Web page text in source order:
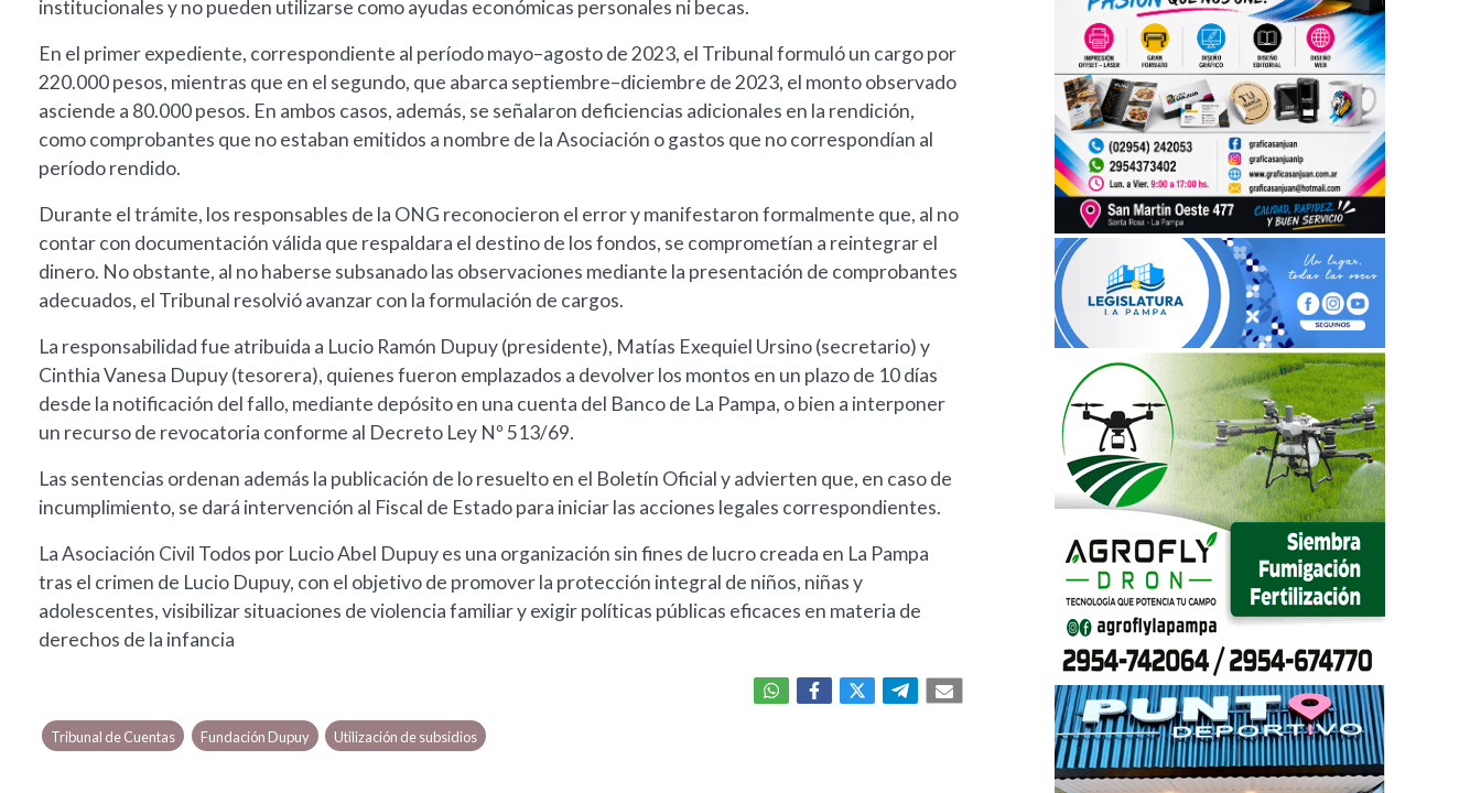
institucionales y no pueden utilizarse como ayudas económicas personales ni becas.
En el primer expediente, correspondiente al período mayo–agosto de 2023, el Tribunal formuló un cargo por
220.000 pesos, mientras que en el segundo, que abarca septiembre–diciembre de 2023, el monto observado
asciende a 80.000 pesos. En ambos casos, además, se señalaron deficiencias adicionales en la rendición,
como comprobantes que no estaban emitidos a nombre de la Asociación o gastos que no correspondían al
período rendido.
Durante el trámite, los responsables de la ONG reconocieron el error y manifestaron formalmente que, al no
contar con documentación válida que respaldara el destino de los fondos, se comprometían a reintegrar el
dinero. No obstante, al no haberse subsanado las observaciones mediante la presentación de comprobantes
adecuados, el Tribunal resolvió avanzar con la formulación de cargos.
La responsabilidad fue atribuida a Lucio Ramón Dupuy (presidente), Matías Exequiel Ursino (secretario) y
Cinthia Vanesa Dupuy (tesorera), quienes fueron emplazados a devolver los montos en un plazo de 10 días
desde la notificación del fallo, mediante depósito en una cuenta del Banco de La Pampa, o bien a interponer
un recurso de revocatoria conforme al Decreto Ley Nº 513/69.
Las sentencias ordenan además la publicación de lo resuelto en el Boletín Oficial y advierten que, en caso de
incumplimiento, se dará intervención al Fiscal de Estado para iniciar las acciones legales correspondientes.
La Asociación Civil Todos por Lucio Abel Dupuy es una organización sin fines de lucro creada en La Pampa
tras el crimen de Lucio Dupuy, con el objetivo de promover la protección integral de niños, niñas y
adolescentes, visibilizar situaciones de violencia familiar y exigir políticas públicas eficaces en materia de
derechos de la infancia
Tribunal de Cuentas Fundación Dupuy Utilización de subsidios